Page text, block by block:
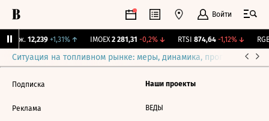
Войти
Бирж. 12,239 +1,31%↑ IMOEX 2 281,31 -0,2%↓ RTSI 874,64 -1,12%↓ RGBI
Ситуация на топливном рынке: меры, динамика, прогнозы
Подписка
Реклама
Наши проекты
ВЕДЫ